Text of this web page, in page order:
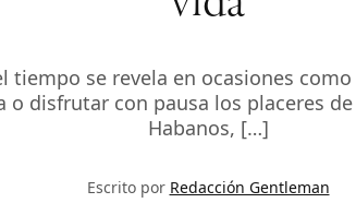
se revela en ocasiones
disfrutar con pausa los placeres
Habanos, […]
Escrito por Redacción Gentleman